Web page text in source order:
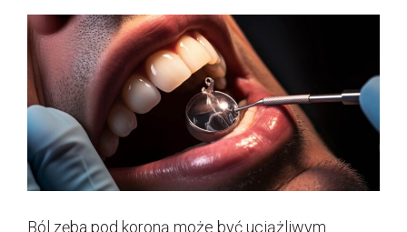
Ból zęba pod koroną może być uciążliwym